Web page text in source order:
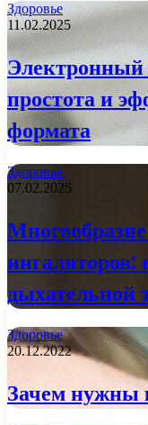
Здоровье
11.02.2025
простота и
формата
Здоровье
07.02.2025
ингаляторов:
дыхательной
Здоровье
20.12.2022
Зачем нужны